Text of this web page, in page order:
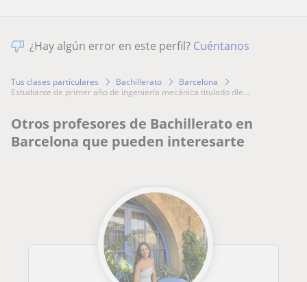
¿Hay algún error en este perfil? Cuéntanos
Tus clases particulares Bachillerato
Barcelona
estudiante de primer año de ingeniería mecánica titulado dle...
Otros profesores de Bachillerato en
Barcelona que pueden interesarte